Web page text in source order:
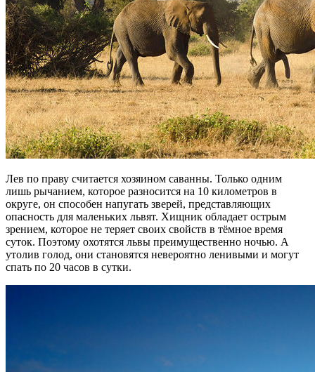
Лев по праву считается хозяином саванны. Только одним
лишь рычанием, которое разносится на 10 километров в
округе, он способен напугать зверей, представляющих
опасность для маленьких львят. Хищник обладает острым
зрением, которое не теряет своих свойств в тёмное время
суток. Поэтому охотятся львы преимущественно ночью. А
утолив голод, они становятся невероятно ленивыми и могут
спать по 20 часов в сутки.